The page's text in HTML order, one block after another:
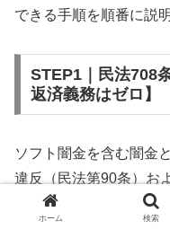
できる手順を順番に説
STEP1｜民法708
返済義務はゼロ】
ソフト闇金を含む闇金
違反（民法第90条）お
に該当するため、法的
ホーム 検索